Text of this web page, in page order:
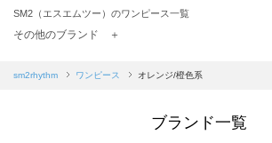
SM2（エスエムツー）のワンピース一覧
TSUHARU by Samansa Mos2（ツハルバイサマンサモスモ
Samansa Mos2 blue（サマンサモスモス ブルー）のワンピ
sō4ū（ソウフォーユー）のワンピース一覧
その他のブランド ＋
sm2rhythm ワンピース オレンジ/橙色系
ブランド一覧